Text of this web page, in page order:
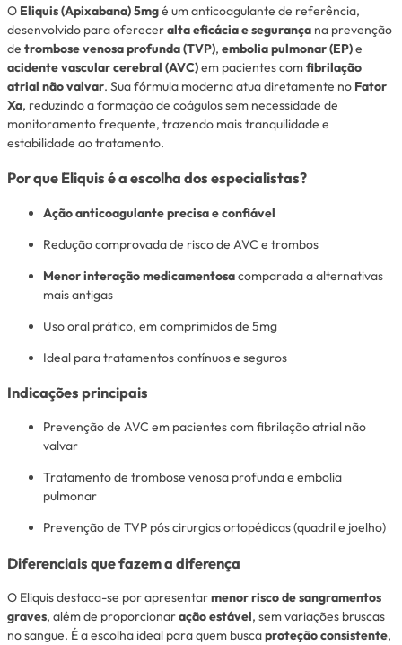
O Eliquis (Apixabana) 5mgé um anticoagulante de referência,
desenvolvido para ofereceralta eficácia e segurança na prevenção
de trombose venosa profunda (TVP), embolia pulmonar (EP)e
acidente vascular cerebral (AVC)em pacientes comfibrilação
atrial não valvar. Sua fórmula moderna atua diretamente no Fator
Xa, reduzindo a formação de coágulos sem necessidade de
monitoramento frequente, trazendo mais tranquilidade e
estabilidade ao tratamento.
Por que Eliquis é a escolha dos especialistas?
Ação anticoagulante precisa e confiável
Redução comprovada de risco de AVC e trombos
Menor interação medicamentosacomparada a alternativas
mais antigas
Uso oral prático, em comprimidos de 5mg
Ideal para tratamentos contínuos e seguros
Indicações principais
Prevenção de AVC em pacientes com fibrilação atrial não
valvar
Tratamento de trombose venosa profunda e embolia
pulmonar
Prevenção de TVP pós cirurgias ortopédicas (quadril e joelho)
Diferenciais que fazem a diferença
O Eliquis destaca-se por apresentarmenor risco de sangramentos
graves, além de proporcionaração estável, sem variações bruscas
no sangue. É a escolha ideal para quem buscaproteção consistente,